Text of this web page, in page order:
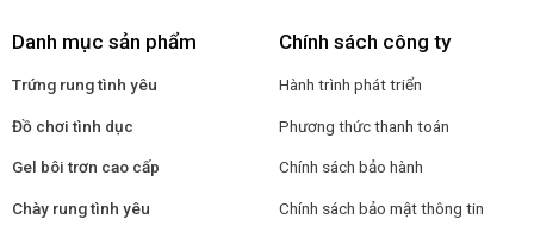
Danh mục sản phẩm
Trứng rung tình yêu
Đồ chơi tình dục
Gel bôi trơn cao cấp
Chày rung tình yêu
Chính sách công ty
Hành trình phát triển
Phương thức thanh toán
Chính sách bảo hành
Chính sách bảo mật thông tin